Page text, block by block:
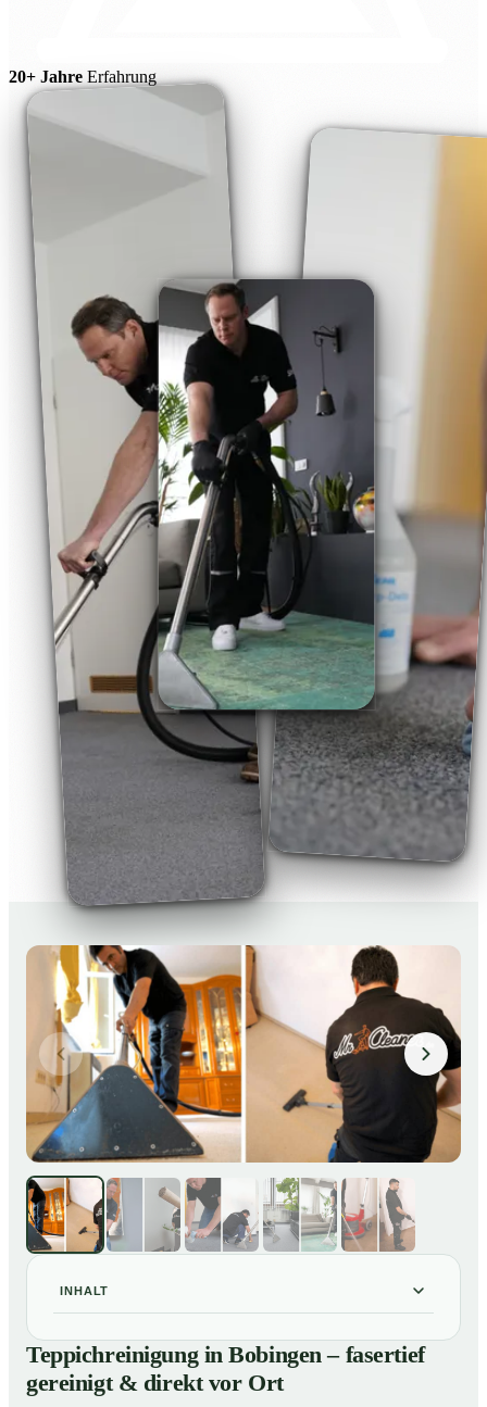
20+ Jahre Erfahrung
INHALT
01Teppichreinigung in Bobingen – fasertief gereinigt &
direkt vor Ort
Unsere Leistungen im Überblick
Teppichreinigung in Bobingen – fasertief
gereinigt & direkt vor Ort